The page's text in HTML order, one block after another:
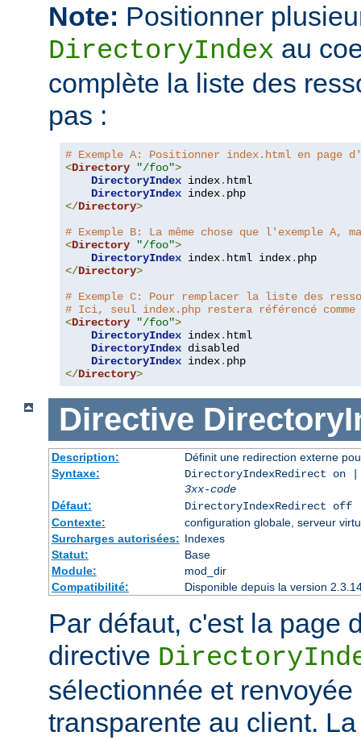
Note: Positionner
DirectoryIndex au
complète la liste des
pas :
# Exemple A: Positionner index.html en page
<Directory "/foo">
DirectoryIndex index. html
DirectoryIndex index.
</Directory>
# Exemple B: La même chose que l'exemple
<Directory "/foo">
DirectoryIndex index. html index.
</Directory>
# Exemple C: Pour remplacer la liste des
# Ici, seul index.php restera référencé
<Directory "/foo">
DirectoryIndex index. html
DirectoryIndex disabled
DirectoryIndex index.
</Directory>
Directive
Description:
Définit une redirection externe
Syntaxe:
DirectoryIndexRedirect
3xx-code
Défaut:
DirectoryIndexRedirect off
Contexte:
configuration globale, serveur
Surcharges autorisées: Indexes
Statut:
Base
Module:
mod_dir
Compatibilité:
Disponible depuis la version
Par défaut, c'est la page
directive
sélectionnée et
transparente au client.